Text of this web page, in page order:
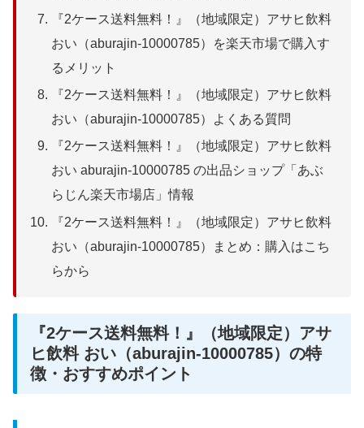
『2ケース送料無料！』（地域限定）アサヒ飲料
おい（aburajin-10000785）を楽天市場で購入す
るメリット
『2ケース送料無料！』（地域限定）アサヒ飲料
おい（aburajin-10000785）よくある質問
『2ケース送料無料！』（地域限定）アサヒ飲料
おい aburajin-10000785 の出品ショップ「あぶ
らじん楽天市場店」情報
『2ケース送料無料！』（地域限定）アサヒ飲料
おい（aburajin-10000785）まとめ：購入はこち
らから
『2ケース送料無料！』（地域限定）アサ
ヒ飲料 おい（aburajin-10000785）の特
徴・おすすめポイント